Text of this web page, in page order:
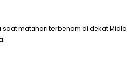
matahari terbenam di dekat